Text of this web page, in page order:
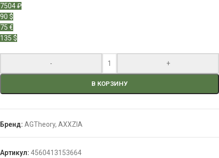
7504 ₽
90 $
75 €
135 $
- +
В КОРЗИНУ
Бренд: AGTheory, AXXZIA
Артикул: 4560413153664